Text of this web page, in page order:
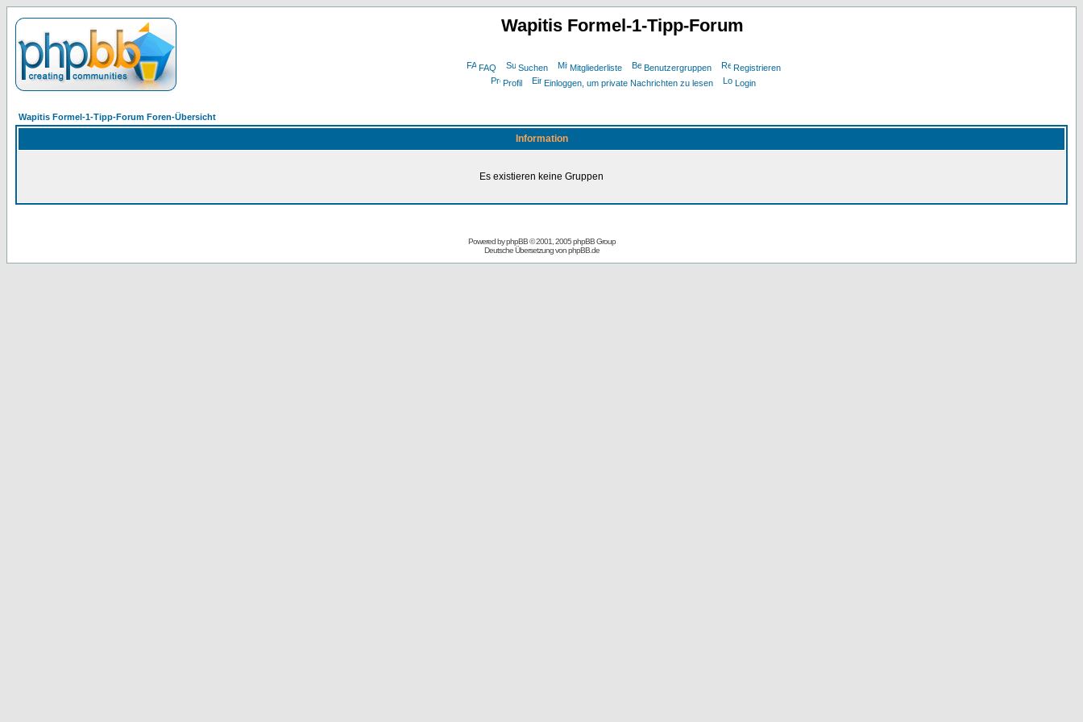
Wapitis Formel-1-Tipp-Forum
FAQ Suchen Mitgliederliste Benutzergruppen
Registrieren
Profil
Einloggen, um private Nachrichten zu lesen Login
Wapitis Formel-1-Tipp-Forum Foren-Übersicht
Information
Es existieren keine Gruppen
Powered byphpBB© 2001, 2005 phpBB Group
Deutsche Übersetzung vonphpBB.de